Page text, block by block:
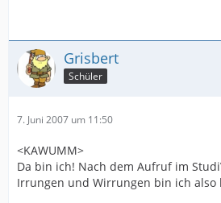
Grisbert
Schüler
7. Juni 2007 um 11:50
<KAWUMM>
Da bin ich! Nach dem Aufruf im
Irrungen und Wirrungen bin ich also